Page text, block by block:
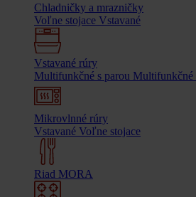
Chladničky a mrazničky
Voľne stojace Vstavané
Vstavané rúry
Multifunkčné s parou Multifunkčné
Mikrovlnné rúry
Vstavané Voľne stojace
Riad MORA